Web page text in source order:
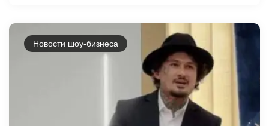
Новости шоу-бизнеса